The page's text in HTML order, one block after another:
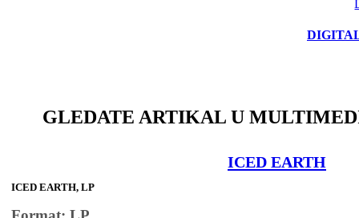
GLEDATE ARTIKAL U
ICED EARTH
ICED EARTH, LP